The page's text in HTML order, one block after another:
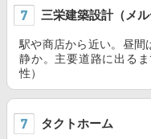
三栄建築設計（メル
駅や商店から近い。昼間
静か。主要道路に出る
性）
タクトホーム